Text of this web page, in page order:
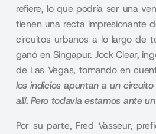
refiere, lo que podría ser una
tienen una recta impresionante
circuitos urbanos a lo largo de
ganó en Singapur. Jock Clear,
de Las Vegas, tomando en
los indicios apuntan a un
allí. Pero todavía estamos ante
Por su parte, Fred Vasseur,